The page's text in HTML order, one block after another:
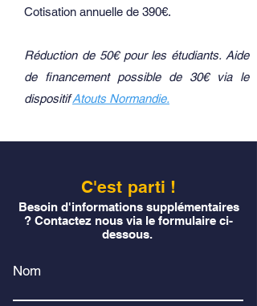
Cotisation annuelle de 390€.
Réduction de 50€ pour les étudiants. Aide
de financement possible de 30€ via le
dispositifAtouts Normandie.
C'est parti !
Besoin d'informations supplémentaires
? Contactez nous via le formulaire ci-
dessous.
Nom